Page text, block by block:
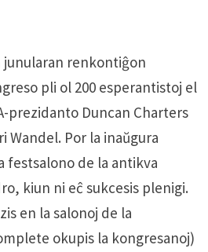
junularan renkontiĝon
pli ol 200 esperantistoj el
prezidanto Duncan Charters
Wandel. Por la inaŭgura
festsalono de la antikva
kiun ni eĉ sukcesis plenigi.
en la salonoj de la
okupis la kongresanoj)